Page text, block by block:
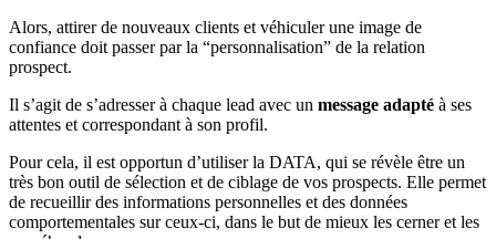
Alors, attirer de nouveaux clients et véhiculer une image de
confiance doit passer par la “personnalisation” de la relation
prospect.
Il s’agit de s’adresser à chaque lead avec un message adapté à ses
attentes et correspondant à son profil.
Pour cela, il est opportun d’utiliser la DATA, qui se révèle être un
très bon outil de sélection et de ciblage de vos prospects. Elle permet
de recueillir des informations personnelles et des données
comportementales sur ceux-ci, dans le but de mieux les cerner et les